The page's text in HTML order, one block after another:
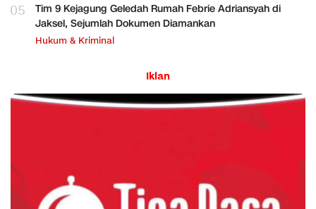
05
Tim 9 Kejagung Geledah Rumah Febrie Adriansyah di
Jaksel, Sejumlah Dokumen Diamankan
Hukum & Kriminal
Iklan